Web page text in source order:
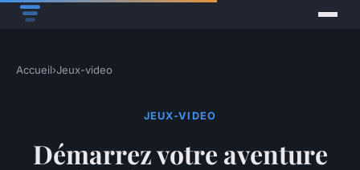
Accueil›Jeux-video
JEUX-VIDEO
Démarrez votre aventure